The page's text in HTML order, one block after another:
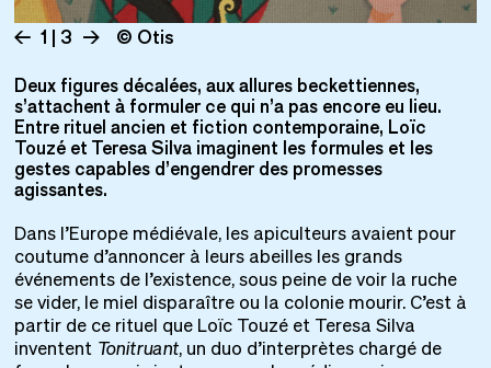
1 | 3 © Otis
Deux figures décalées, aux allures beckettiennes,
s’attachent à formuler ce qui n’a pas encore eu lieu.
Entre rituel ancien et fiction contemporaine, Loïc
Touzé et Teresa Silva imaginent les formules et les
gestes capables d’engendrer des promesses
agissantes.
Dans l’Europe médiévale, les apiculteurs avaient pour
coutume d’annoncer à leurs abeilles les grands
événements de l’existence, sous peine de voir la ruche
se vider, le miel disparaître ou la colonie mourir. C’est à
partir de ce rituel que Loïc Touzé et Teresa Silva
inventent Tonitruant, un duo d’interprètes chargé de